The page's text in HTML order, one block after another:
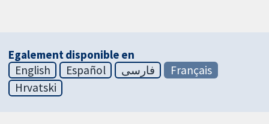
Egalement disponible en
English
Español فارسی
Français
Hrvatski